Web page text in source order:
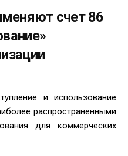
счет 86
и использование
распространенными
для коммерческих